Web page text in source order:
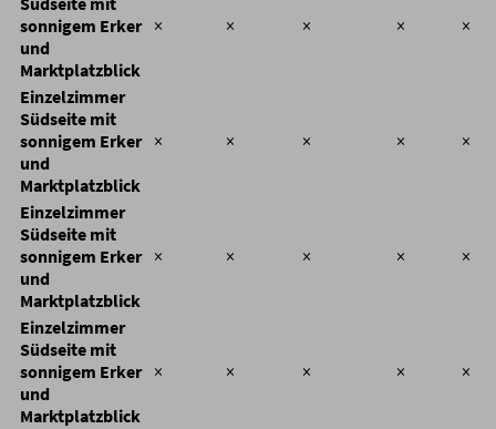
sonnigem Erker
und
Marktplatzblick
× × × × ×
Einzelzimmer
Südseite mit
sonnigem Erker
und
Marktplatzblick
× × × × ×
Einzelzimmer
Südseite mit
sonnigem Erker
und
Marktplatzblick
× × × × ×
Einzelzimmer
Südseite mit
sonnigem Erker
und
Marktplatzblick
× × × × ×